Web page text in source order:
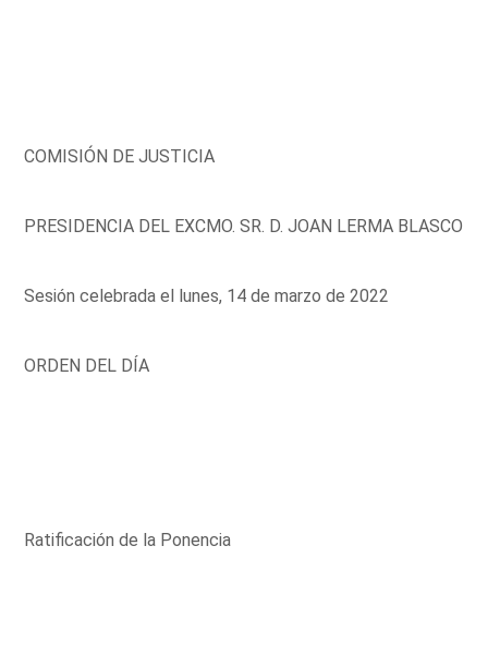
COMISIÓN DE JUSTICIA
PRESIDENCIA DEL EXCMO. SR. D. JOAN LERMA BLASCO
Sesión celebrada el lunes, 14 de marzo de 2022
ORDEN DEL DÍA
Ratificación de la Ponencia